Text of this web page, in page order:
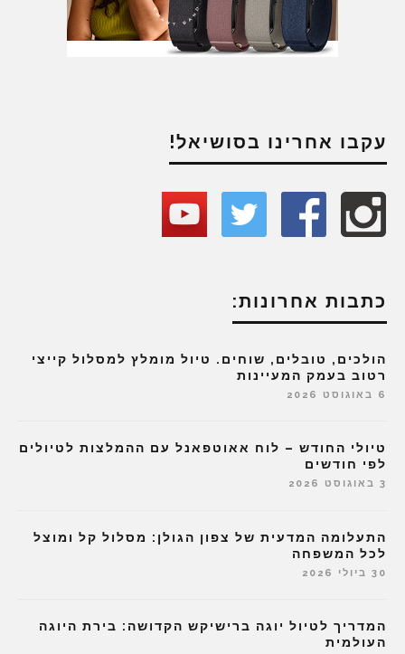
עקבו אחרינו בסושיאל!
כתבות אחרונות:
הולכים, טובלים, שוחים. טיול מומלץ למסלול קייצי
רטוב בעמק המעיינות
6 באוגוסט 2026
טיולי החודש – לוח אאוטפאנל עם ההמלצות לטיולים
לפי חודשים
3 באוגוסט 2026
התעלומה המדעית של צפון הגולן: מסלול קל ומוצל
לכל המשפחה
30 ביולי 2026
המדריך לטיול יוגה ברישיקש הקדושה: בירת היוגה
העולמית